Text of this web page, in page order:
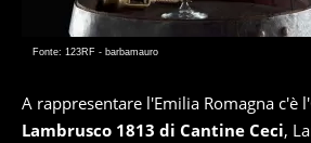
Fonte: 123RF - barbamauro
A rappresentare l'Emilia Romagna c'è l'
Lambrusco 1813 di Cantine Ceci,